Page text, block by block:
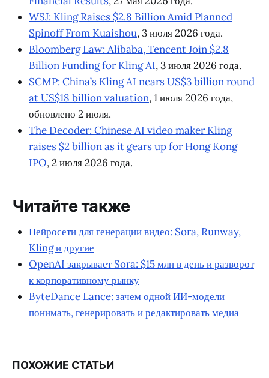
WSJ: Kling Raises $2.8 Billion Amid Planned
Spinoff From Kuaishou, 3 июля 2026 года.
Bloomberg Law: Alibaba, Tencent Join $2.8
Billion Funding for Kling AI, 3 июля 2026 года.
SCMP: China’s Kling AI nears US$3 billion round
at US$18 billion valuation, 1 июля 2026 года,
обновлено 2 июля.
The Decoder: Chinese AI video maker Kling
raises $2 billion as it gears up for Hong Kong
IPO, 2 июля 2026 года.
Читайте также
Нейросети для генерации видео: Sora, Runway,
Kling и другие
OpenAI закрывает Sora: $15 млн в день и разворот
к корпоративному рынку
ByteDance Lance: зачем одной ИИ-модели
понимать, генерировать и редактировать медиа
ПОХОЖИЕ СТАТЬИ